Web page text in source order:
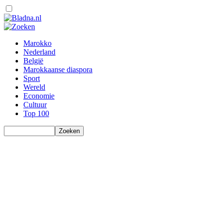
Marokko
Nederland
België
Marokkaanse diaspora
Sport
Wereld
Economie
Cultuur
Top 100